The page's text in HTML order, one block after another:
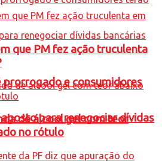
prorrogado e consumidores
para renegociar dívidas
que PM fez ação truculenta
de álcool gel com teor
no rótulo